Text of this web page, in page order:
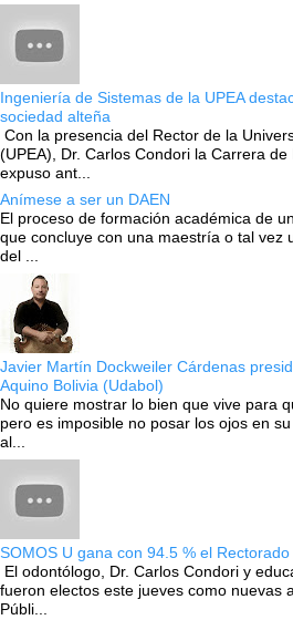
Ingeniería de Sistemas de la UPEA
sociedad alteña
Con la presencia del Rector de la
(UPEA), Dr. Carlos Condori la Carrera
expuso ant...
Anímese a ser un DAEN
El proceso de formación académica de
que concluye con una maestría o tal vez
del ...
Javier Martín Dockweiler Cárdenas
Aquino Bolivia (Udabol)
No quiere mostrar lo bien que vive para
pero es imposible no posar los ojos en
al...
SOMOS U gana con 94.5 % el
El odontólogo, Dr. Carlos Condori y
fueron electos este jueves como nuevas
Públi...